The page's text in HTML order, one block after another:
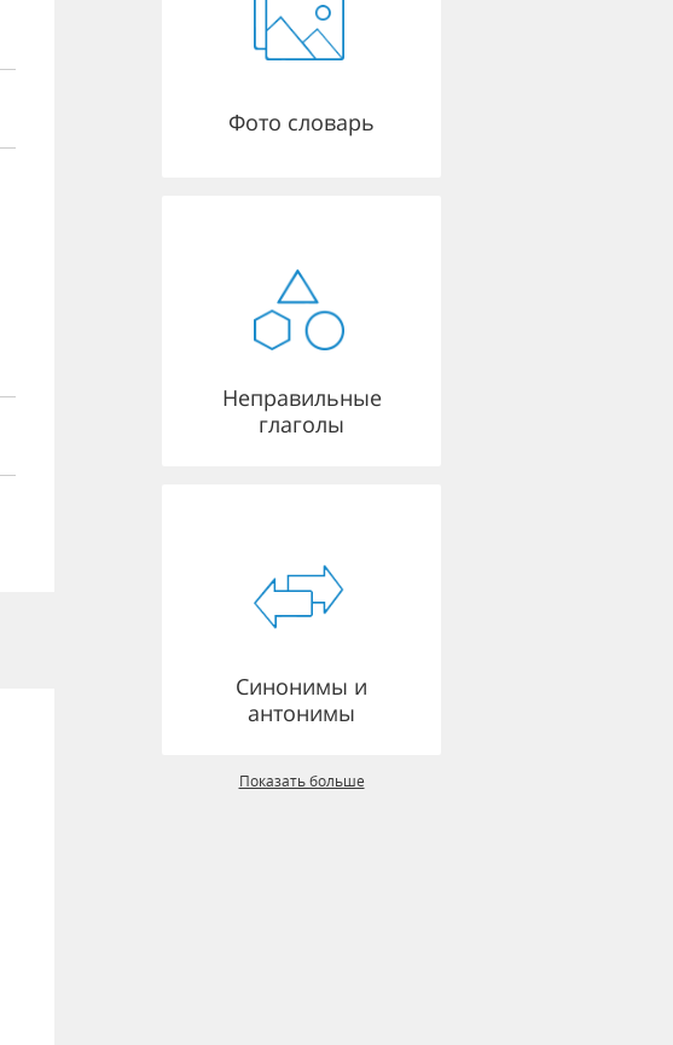
Фото словарь
Неправильные
глаголы
Синонимы и
антонимы
Показать больше